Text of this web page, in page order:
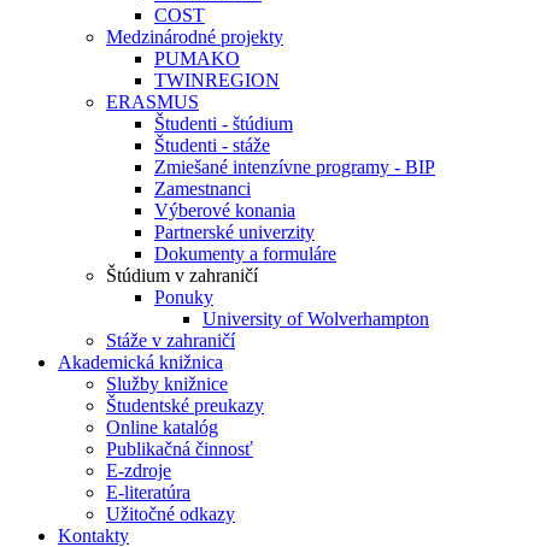
COST
Medzinárodné projekty
PUMAKO
TWINREGION
ERASMUS
Študenti - štúdium
Študenti - stáže
Zmiešané intenzívne programy - BIP
Zamestnanci
Výberové konania
Partnerské univerzity
Dokumenty a formuláre
Štúdium v zahraničí
Ponuky
University of Wolverhampton
Stáže v zahraničí
Akademická knižnica
Služby knižnice
Študentské preukazy
Online katalóg
Publikačná činnosť
E-zdroje
E-literatúra
Užitočné odkazy
Kontakty